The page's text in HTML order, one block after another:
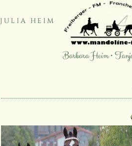
Barbara Heim •
JULIA HEIM